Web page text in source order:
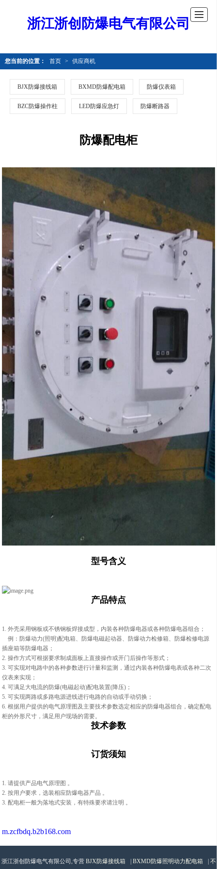
浙江浙创防爆电气有限公司
您当前的位置： 首页 > 供应商机
BJX防爆接线箱 BXMD防爆配电箱 防爆仪表箱
BZC防爆操作柱 LED防爆应急灯 防爆断路器
防爆配电柜
型号含义
产品特点
1. 外壳采用钢板或不锈钢板焊接成型，内装各种防爆电器或各种防爆电器组合；
例：防爆动力(照明)配电箱、防爆电磁起动器、防爆动力检修箱、防爆检修电源
插座箱等防爆电器；
2. 操作方式可根据要求制成面板上直接操作或开门后操作等形式；
3. 可实现对电路中的各种参数进行计量和监测，通过内装各种防爆电表或各种二次
仪表来实现；
4. 可满足大电流的防爆(电磁起动)配电装置(降压)；
5. 可实现两路或多路电源进线进行电路的自动或手动切换；
6. 根据用户提供的电气原理图及主要技术参数选定相应的防爆电器组合，确定配电
柜的外形尺寸，满足用户现场的需要。
技术参数
订货须知
1. 请提供产品电气原理图 。
2. 按用户要求，选装相应防爆电器产品 。
3. 配电柜一般为落地式安装，有特殊要求请注明 。
m.zcfbdq.b2b168.com
浙江浙创防爆电气有限公司,专营 BJX防爆接线箱 BXMD防爆照明动力配电箱 不